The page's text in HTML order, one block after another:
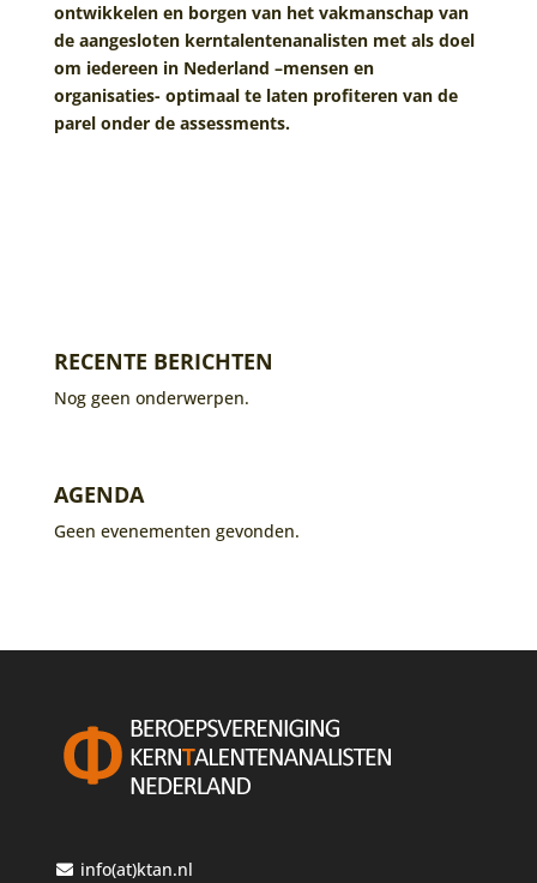
ontwikkelen en borgen van het vakmanschap van
de aangesloten kerntalentenanalisten met als doel
om iedereen in Nederland –mensen en
organisaties- optimaal te laten profiteren van de
parel onder de assessments.
RECENTE BERICHTEN
Nog geen onderwerpen.
AGENDA
Geen evenementen gevonden.
info(at)ktan.nl